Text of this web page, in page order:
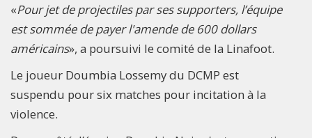
«Pour jet de projectiles par ses supporters, l’équipe
est sommée de payer l'amende de 600 dollars
américains», a poursuivi le comité de la Linafoot.
Le joueur Doumbia Lossemy du DCMP est
suspendu pour six matches pour incitation à la
violence.